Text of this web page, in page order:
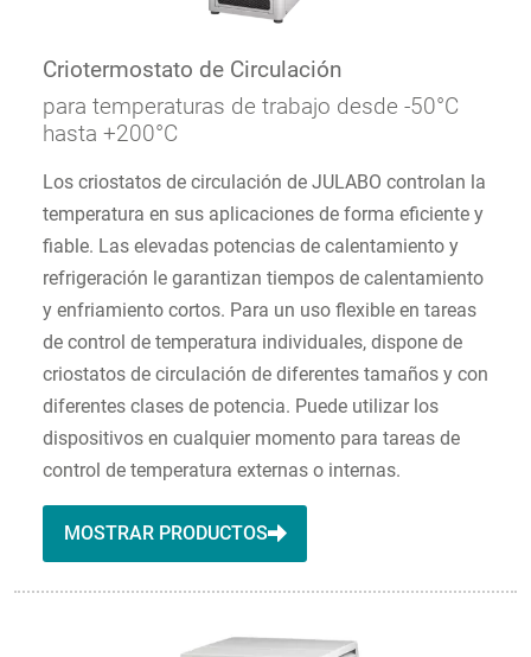
Criotermostato de Circulación
para temperaturas de trabajo desde -50°C
hasta +200°C
Los criostatos de circulación de JULABO controlan la
temperatura en sus aplicaciones de forma eficiente y
fiable. Las elevadas potencias de calentamiento y
refrigeración le garantizan tiempos de calentamiento
y enfriamiento cortos. Para un uso flexible en tareas
de control de temperatura individuales, dispone de
criostatos de circulación de diferentes tamaños y con
diferentes clases de potencia. Puede utilizar los
dispositivos en cualquier momento para tareas de
control de temperatura externas o internas.
MOSTRAR PRODUCTOS